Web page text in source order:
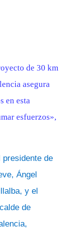
de 30 km
asegura
en esta
esfuerzos»,
presidente de
Ángel
y el
de